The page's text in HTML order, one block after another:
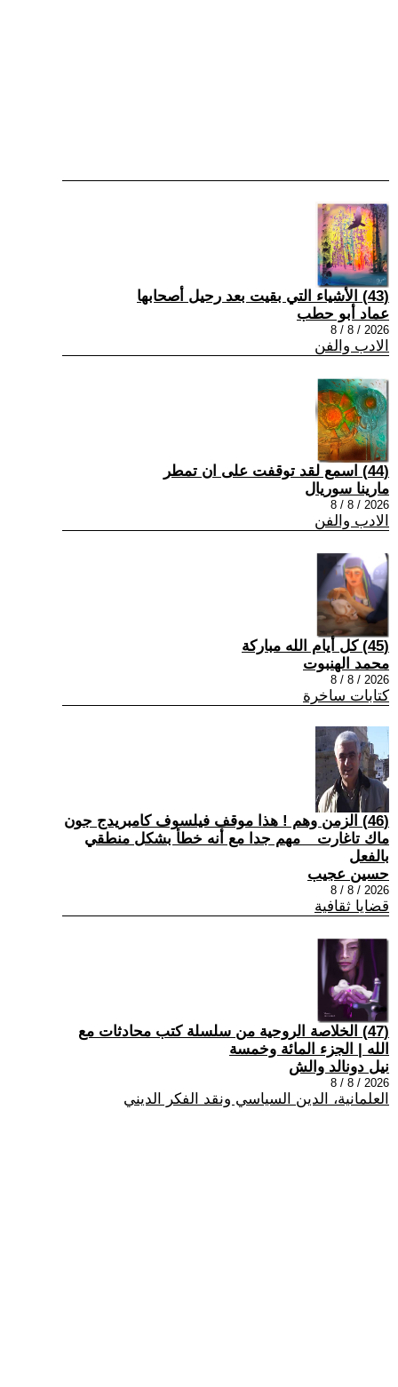
(43) الأشياء التي بقيت بعد رحيل أصحابها
عماد أبو حطب
2026 / 8 / 8
الادب والفن
(44) اسمع لقد توقفت على ان تمطر
مارينا سوريال
2026 / 8 / 8
الادب والفن
(45) كل أيام الله مباركة
محمد الهنبوت
2026 / 8 / 8
كتابات ساخرة
(46) الزمن وهم ! هذا موقف فيلسوف كامبريدج جون
ماك تاغارت _ مهم جدا مع أنه خطأ بشكل منطقي
بالفعل
حسين عجيب
2026 / 8 / 8
قضايا ثقافية
(47) الخلاصة الروحية من سلسلة كتب محادثات مع
الله | الجزء المائة وخمسة
نيل دونالد والش
2026 / 8 / 8
العلمانية، الدين السياسي ونقد الفكر الديني